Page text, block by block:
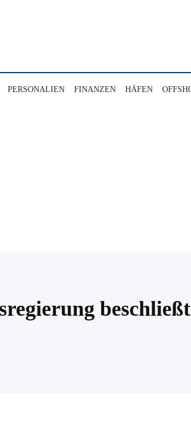
PERSONALIEN FINANZEN HÄFEN